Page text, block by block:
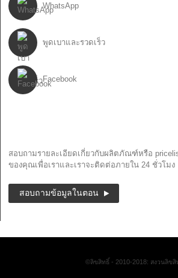
WhatsApp
พูดเบาและรวดเร็ว
Facebook
สอบถามรายละเอียดเกี่ยวกับผลิตภัณฑ์หรือ
ของคุณเพื่อเราและเราจะติดต่อภายใน 24 ชั่วโมง
สอบถามข้อมูลในตอน
©ลิขสิทธิ์ - 2010-2018: สงวนลิขสิ